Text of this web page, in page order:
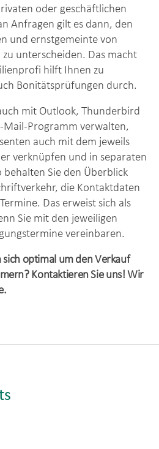
oder geschäftlichen
Anfragen gilt es dann, den
und ernstgemeinte von
unterscheiden. Das macht
hilft Ihnen zu
Bonitätsprüfungen durch.
mit Outlook, Thunderbird
Mail-Programm verwalten,
auch mit dem jeweils
verknüpfen und in separaten
Sie den Überblick
die Kontaktdaten
Das erweist sich als
Sie mit den jeweiligen
vereinbaren.
sich optimal um den Verkauf
Kontaktieren Sie uns! Wir